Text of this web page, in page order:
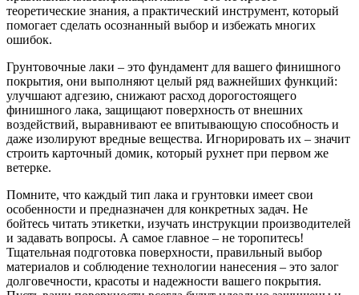
теоретические знания, а практический инструмент, который
помогает сделать осознанный выбор и избежать многих
ошибок.
Грунтовочные лаки – это фундамент для вашего финишного
покрытия, они выполняют целый ряд важнейших функций:
улучшают адгезию, снижают расход дорогостоящего
финишного лака, защищают поверхность от внешних
воздействий, выравнивают ее впитывающую способность и
даже изолируют вредные вещества. Игнорировать их – значит
строить карточный домик, который рухнет при первом же
ветерке.
Помните, что каждый тип лака и грунтовки имеет свои
особенности и предназначен для конкретных задач. Не
бойтесь читать этикетки, изучать инструкции производителей
и задавать вопросы. А самое главное – не торопитесь!
Тщательная подготовка поверхности, правильный выбор
материалов и соблюдение технологии нанесения – это залог
долговечности, красоты и надежности вашего покрытия.